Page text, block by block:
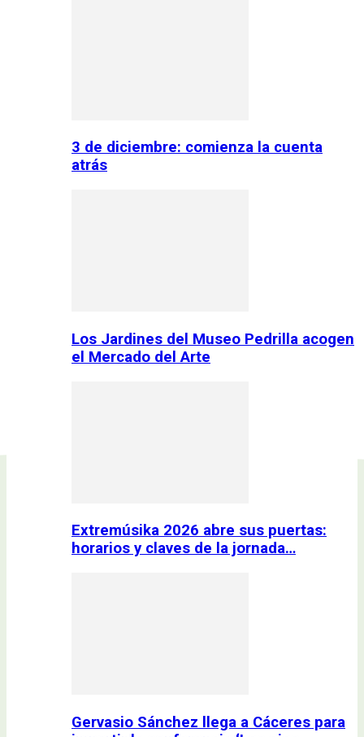
3 de diciembre: comienza la cuenta
atrás
Los Jardines del Museo Pedrilla acogen
el Mercado del Arte
Extremúsika 2026 abre sus puertas:
horarios y claves de la jornada…
Gervasio Sánchez llega a Cáceres para